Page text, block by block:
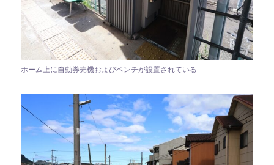
ホーム上に自動券売機およびベンチが設置されている